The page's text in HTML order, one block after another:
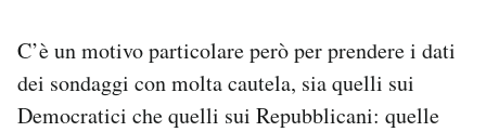
C’è un motivo particolare però per prendere i dati
dei sondaggi con molta cautela, sia quelli sui
Democratici che quelli sui Repubblicani: quelle